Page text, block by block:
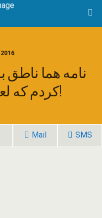
نامه هما ناطق
کردم که لعنت برخودم باد!
Mail SMS